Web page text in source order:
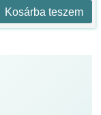
Kosárba teszem